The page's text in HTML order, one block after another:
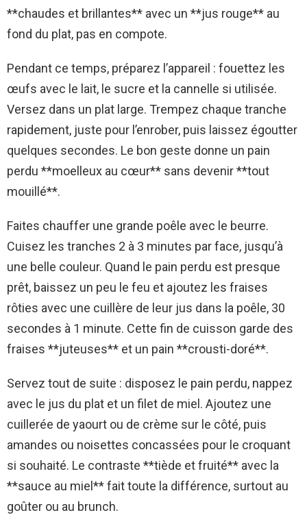
**chaudes et brillantes** avec un **jus rouge** au
fond du plat, pas en compote.
Pendant ce temps, préparez l’appareil : fouettez les
œufs avec le lait, le sucre et la cannelle si utilisée.
Versez dans un plat large. Trempez chaque tranche
rapidement, juste pour l’enrober, puis laissez égoutter
quelques secondes. Le bon geste donne un pain
perdu **moelleux au cœur** sans devenir **tout
mouillé**.
Faites chauffer une grande poêle avec le beurre.
Cuisez les tranches 2 à 3 minutes par face, jusqu’à
une belle couleur. Quand le pain perdu est presque
prêt, baissez un peu le feu et ajoutez les fraises
rôties avec une cuillère de leur jus dans la poêle, 30
secondes à 1 minute. Cette fin de cuisson garde des
fraises **juteuses** et un pain **crousti-doré**.
Servez tout de suite : disposez le pain perdu, nappez
avec le jus du plat et un filet de miel. Ajoutez une
cuillerée de yaourt ou de crème sur le côté, puis
amandes ou noisettes concassées pour le croquant
si souhaité. Le contraste **tiède et fruité** avec la
**sauce au miel** fait toute la différence, surtout au
goûter ou au brunch.